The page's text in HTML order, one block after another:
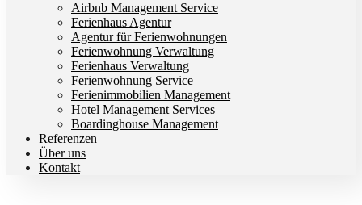
Airbnb Management Service
Ferienhaus Agentur
Agentur für Ferienwohnungen
Ferienwohnung Verwaltung
Ferienhaus Verwaltung
Ferienwohnung Service
Ferienimmobilien Management
Hotel Management Services
Boardinghouse Management
Referenzen
Über uns
Kontakt